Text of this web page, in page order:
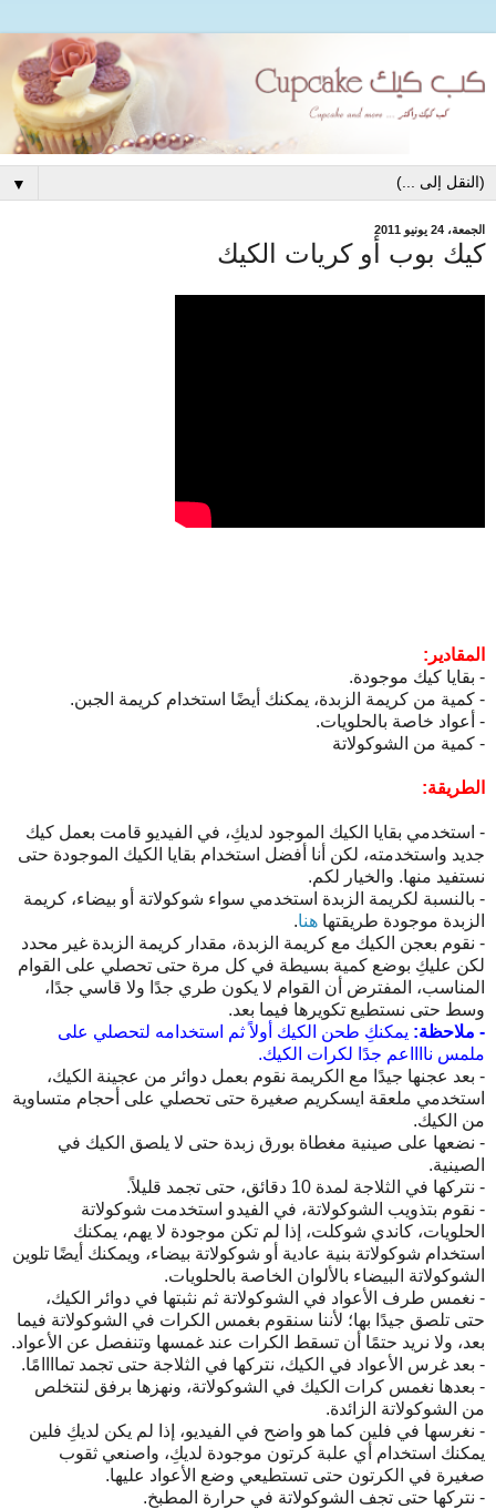
▼
الجمعة، 24 يونيو 2011
كيك بوب أو كريات الكيك
المقادير:
- بقايا كيك موجودة.
- كمية من كريمة الزبدة، يمكنك أيضًا استخدام كريمة الجبن.
- أعواد خاصة بالحلويات.
- كمية من الشوكولاتة
الطريقة:
- استخدمي بقايا الكيك الموجود لديكِ، في الفيديو قامت بعمل كيك
جديد واستخدمته، لكن أنا أفضل استخدام بقايا الكيك الموجودة حتى
نستفيد منها. والخيار لكم.
- بالنسبة لكريمة الزبدة استخدمي سواء شوكولاتة أو بيضاء، كريمة
الزبدة موجودة طريقتها هنا.
- نقوم بعجن الكيك مع كريمة الزبدة، مقدار كريمة الزبدة غير محدد
لكن عليكِ بوضع كمية بسيطة في كل مرة حتى تحصلي على القوام
المناسب، المفترض أن القوام لا يكون طري جدًا ولا قاسي جدًا،
وسط حتى نستطيع تكويرها فيما بعد.
- ملاحظة: يمكنكِ طحن الكيك أولاً ثم استخدامه لتحصلي على
ملمس نااااعم جدًا لكرات الكيك.
- بعد عجنها جيدًا مع الكريمة نقوم بعمل دوائر من عجينة الكيك،
استخدمي ملعقة ايسكريم صغيرة حتى تحصلي على أحجام متساوية
من الكيك.
- نضعها على صينية مغطاة بورق زبدة حتى لا يلصق الكيك في
الصينية.
- نتركها في الثلاجة لمدة 10 دقائق، حتى تجمد قليلاً.
- نقوم بتذويب الشوكولاتة، في الفيدو استخدمت شوكولاتة
الحلويات، كاندي شوكلت، إذا لم تكن موجودة لا يهم، يمكنك
استخدام شوكولاتة بنية عادية أو شوكولاتة بيضاء، ويمكنك أيضًا تلوين
الشوكولاتة البيضاء بالألوان الخاصة بالحلويات.
- نغمس طرف الأعواد في الشوكولاتة ثم نثبتها في دوائر الكيك،
حتى تلصق جيدًا بها؛ لأننا سنقوم بغمس الكرات في الشوكولاتة فيما
بعد، ولا نريد حتمًا أن تسقط الكرات عند غمسها وتنفصل عن الأعواد.
- بعد غرس الأعواد في الكيك، نتركها في الثلاجة حتى تجمد تماااامًا.
- بعدها نغمس كرات الكيك في الشوكولاتة، ونهزها برفق لنتخلص
من الشوكولاتة الزائدة.
- نغرسها في فلين كما هو واضح في الفيديو، إذا لم يكن لديكِ فلين
يمكنك استخدام أي علبة كرتون موجودة لديكِ، واصنعي ثقوب
صغيرة في الكرتون حتى تستطيعي وضع الأعواد عليها.
- نتركها حتى تجف الشوكولاتة في حرارة المطبخ.